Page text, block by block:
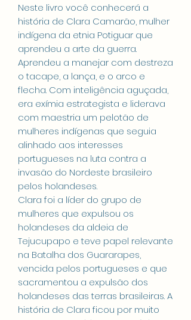
Neste livro você conhecerá a
história de Clara Camarão, mulher
indígena da etnia Potiguar que
aprendeu a arte da guerra.
Aprendeu a manejar com destreza
o tacape, a lança, e o arco e
flecha. Com inteligência aguçada,
era exímia estrategista e liderava
com maestria um pelotão de
mulheres indígenas que seguia
alinhado aos interesses
portugueses na luta contra a
invasão do Nordeste brasileiro
pelos holandeses.
Clara foi a líder do grupo de
mulheres que expulsou os
holandeses da aldeia de
Tejucupapo e teve papel relevante
na Batalha dos Guararapes,
vencida pelos portugueses e que
sacramentou a expulsão dos
holandeses das terras brasileiras. A
história de Clara ficou por muito